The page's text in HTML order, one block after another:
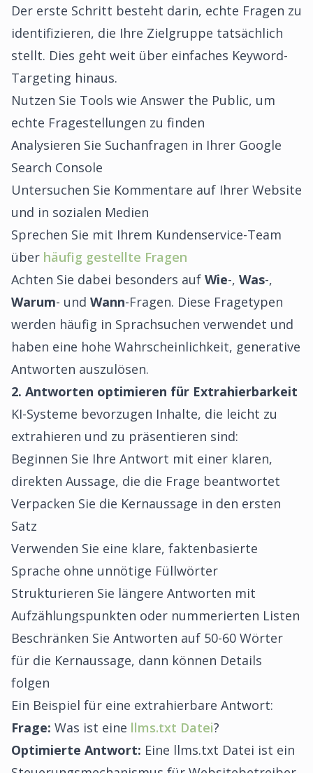
Der erste Schritt besteht darin, echte Fragen zu
identifizieren, die Ihre Zielgruppe tatsächlich
stellt. Dies geht weit über einfaches Keyword-
Targeting hinaus.
Nutzen Sie Tools wie Answer the Public, um
echte Fragestellungen zu finden
Analysieren Sie Suchanfragen in Ihrer Google
Search Console
Untersuchen Sie Kommentare auf Ihrer Website
und in sozialen Medien
Sprechen Sie mit Ihrem Kundenservice-Team
über häufig gestellte Fragen
Achten Sie dabei besonders auf Wie-, Was-,
Warum- und Wann-Fragen. Diese Fragetypen
werden häufig in Sprachsuchen verwendet und
haben eine hohe Wahrscheinlichkeit, generative
Antworten auszulösen.
2. Antworten optimieren für Extrahierbarkeit
KI-Systeme bevorzugen Inhalte, die leicht zu
extrahieren und zu präsentieren sind:
Beginnen Sie Ihre Antwort mit einer klaren,
direkten Aussage, die die Frage beantwortet
Verpacken Sie die Kernaussage in den ersten
Satz
Verwenden Sie eine klare, faktenbasierte
Sprache ohne unnötige Füllwörter
Strukturieren Sie längere Antworten mit
Aufzählungspunkten oder nummerierten Listen
Beschränken Sie Antworten auf 50-60 Wörter
für die Kernaussage, dann können Details
folgen
Ein Beispiel für eine extrahierbare Antwort:
Frage: Was ist eine llms.txt Datei?
Optimierte Antwort: Eine llms.txt Datei ist ein